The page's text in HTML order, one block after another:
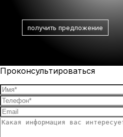
Проконсультироваться